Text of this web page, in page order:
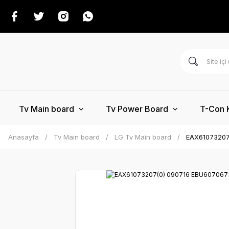
Tv Main board Tv Power Board T-Con
Anasayfa Tv Main board LG Tv Main board